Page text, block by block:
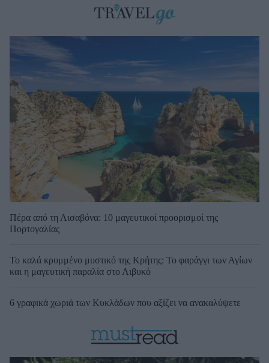
Πέρα από τη Λισαβόνα: 10 μαγευτικοί προορισμοί της
Πορτογαλίας
Το καλά κρυμμένο μυστικό της Κρήτης: Το φαράγγι των Αγίων
και η μαγευτική παραλία στο Λιβυκό
6 γραφικά χωριά των Κυκλάδων που αξίζει να ανακαλύψετε